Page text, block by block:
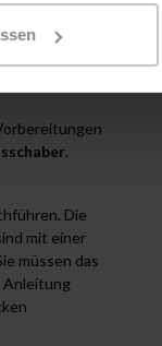
.
Die
mit einer
müssen das
Anleitung